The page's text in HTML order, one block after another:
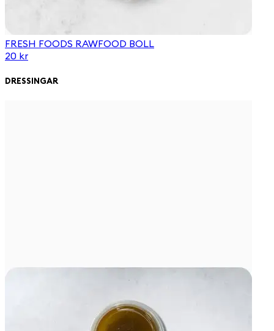
FRESH FOODS RAWFOOD BOLL
20 kr
DRESSINGAR